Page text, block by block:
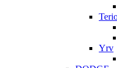
Yrv